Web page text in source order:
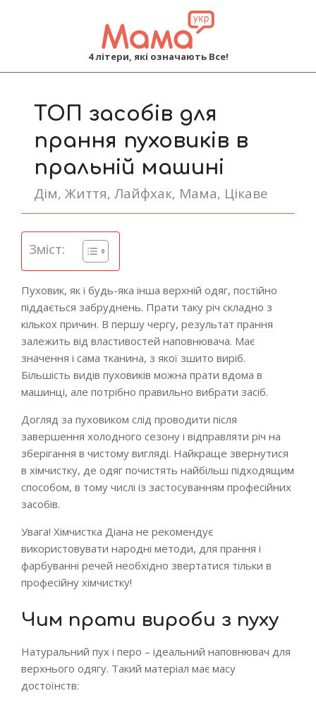
4 літери, які означають Все!
ТОП засобів для
прання пуховиків в
пральній машині
Дім, Життя, Лайфхак, Мама, Цікаве
Зміст:
Пуховик, як і будь-яка інша верхній одяг, постійно
піддається забруднень. Прати таку річ складно з
кількох причин. В першу чергу, результат прання
залежить від властивостей наповнювача. Має
значення і сама тканина, з якої зшито виріб.
Більшість видів пуховиків можна прати вдома в
машинці, але потрібно правильно вибрати засіб.
Догляд за пуховиком слід проводити після
завершення холодного сезону і відправляти річ на
зберігання в чистому вигляді. Найкраще звернутися
в хімчистку, де одяг почистять найбільш підходящим
способом, в тому числі із застосуванням професійних
засобів.
Увага! Хімчистка Діана не рекомендує
використовувати народні методи, для прання і
фарбуванні речей необхідно звертатися тільки в
професійну хімчистку!
Чим прати вироби з пуху
Натуральний пух і перо – ідеальний наповнювач для
верхнього одягу. Такий матеріал має масу
достоїнств: